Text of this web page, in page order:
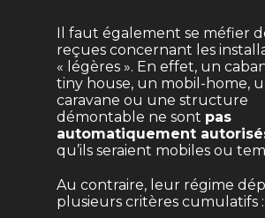
Il faut également se méfier
reçues concernant les
« légères ». En effet, un
tiny house, un mobil-home,
caravane ou une structure
démontable ne sont pas
automatiquement
qu’ils seraient mobiles ou
Au contraire, leur régime
plusieurs critères cumulatifs :